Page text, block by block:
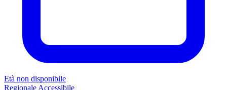
Età non disponibile
Regionale Accessibile